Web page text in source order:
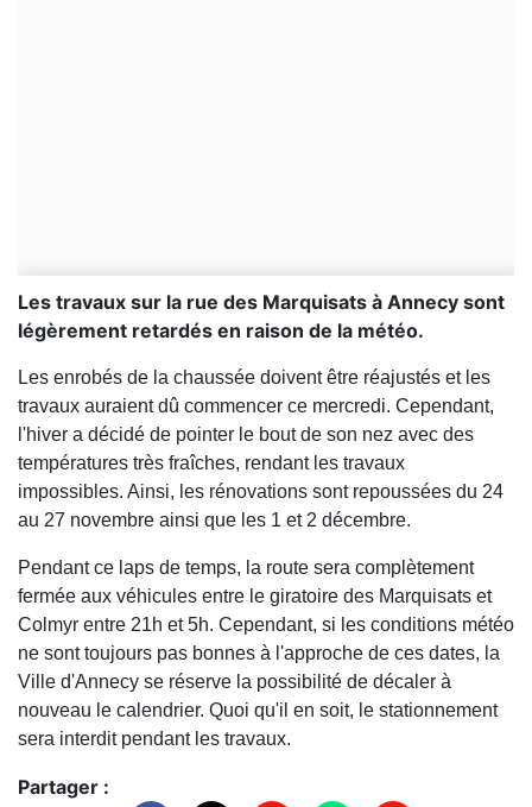
Les travaux sur la rue des Marquisats à Annecy sont
légèrement retardés en raison de la météo.
Les enrobés de la chaussée doivent être réajustés et les
travaux auraient dû commencer ce mercredi. Cependant,
l'hiver a décidé de pointer le bout de son nez avec des
températures très fraîches, rendant les travaux
impossibles. Ainsi, les rénovations sont repoussées du 24
au 27 novembre ainsi que les 1 et 2 décembre.
Pendant ce laps de temps, la route sera complètement
fermée aux véhicules entre le giratoire des Marquisats et
Colmyr entre 21h et 5h. Cependant, si les conditions météo
ne sont toujours pas bonnes à l'approche de ces dates, la
Ville d'Annecy se réserve la possibilité de décaler à
nouveau le calendrier. Quoi qu'il en soit, le stationnement
sera interdit pendant les travaux.
Partager :